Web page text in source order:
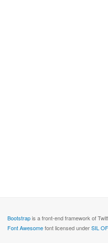
Bootstrapis a front-end framework of
Font Awesomefont licensed underSIL